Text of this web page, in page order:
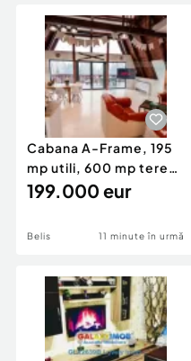
Servicii
Animale de companie
Afaceri și
Inchiriere Bunuri si
Utilaje agricole si
Piese auto si accesorii
Dacia Duster
Cabana A-Frame, 195
mp utili, 600 mp teren,
Saună & Ciubăr
199.000 eur
Belis 11 minute în urmă